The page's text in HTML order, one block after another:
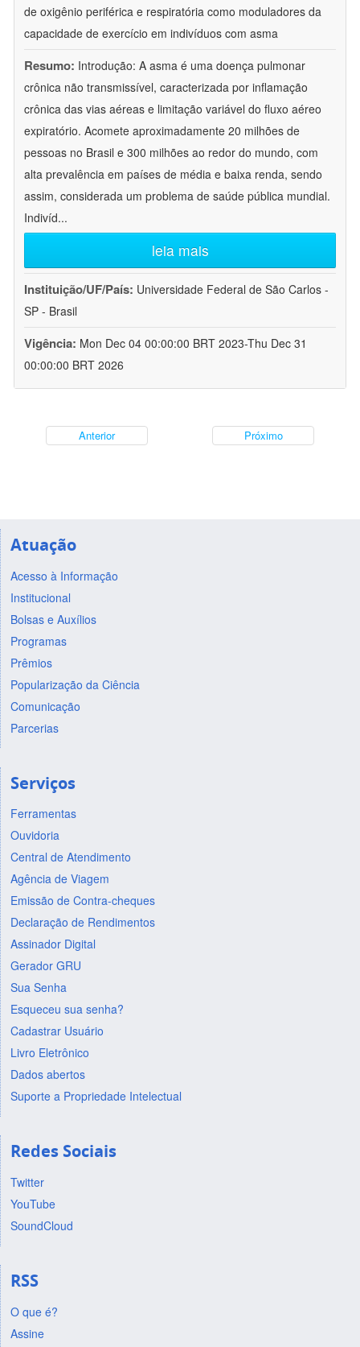
de oxigênio periférica e respiratória como moduladores da
capacidade de exercício em indivíduos com asma
Resumo: Introdução: A asma é uma doença pulmonar
crônica não transmissível, caracterizada por inflamação
crônica das vias aéreas e limitação variável do fluxo aéreo
expiratório. Acomete aproximadamente 20 milhões de
pessoas no Brasil e 300 milhões ao redor do mundo, com
alta prevalência em países de média e baixa renda, sendo
assim, considerada um problema de saúde pública mundial.
Indivíd...
leia mais
Instituição/UF/País: Universidade Federal de São Carlos -
SP - Brasil
Vigência: Mon Dec 04 00:00:00 BRT 2023-Thu Dec 31
00:00:00 BRT 2026
Anterior Próximo
Atuação
Acesso à Informação
Institucional
Bolsas e Auxílios
Programas
Prêmios
Popularização da Ciência
Comunicação
Parcerias
Serviços
Ferramentas
Ouvidoria
Central de Atendimento
Agência de Viagem
Emissão de Contra-cheques
Declaração de Rendimentos
Assinador Digital
Gerador GRU
Sua Senha
Esqueceu sua senha?
Cadastrar Usuário
Livro Eletrônico
Dados abertos
Suporte a Propriedade Intelectual
Redes Sociais
Twitter
YouTube
SoundCloud
RSS
O que é?
Assine